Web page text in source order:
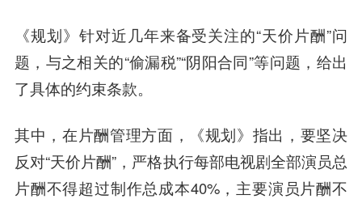
《规划》针对近几年来备受关注的“天价片酬”问
题，与之相关的“偷漏税”“阴阳合同”等问题，给出
了具体的约束条款。
其中，在片酬管理方面，《规划》指出，要坚决
反对“天价片酬”，严格执行每部电视剧全部演员总
片酬不得超过制作总成本40%，主要演员片酬不